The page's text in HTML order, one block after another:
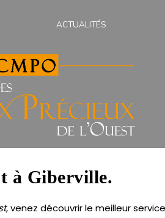
ACTUALITÉS
à Giberville.
, venez découvrir le meilleur service